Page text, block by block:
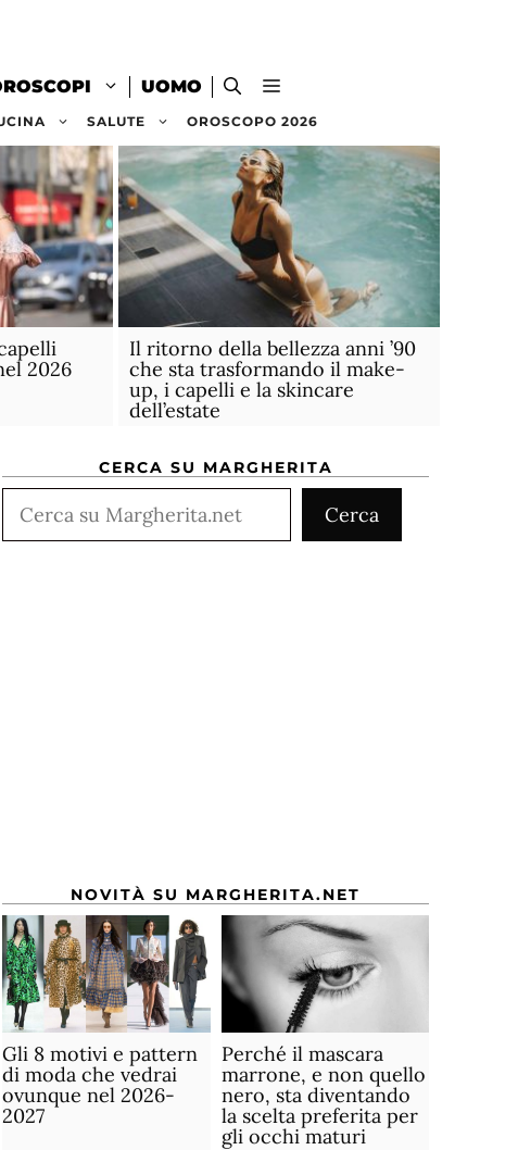
UOMO
SALUTE OROSCOPO 2026
2026
Il ritorno della bellezza anni ’90
che sta trasformando il make-
up, i capelli e la skincare
dell’estate
CERCA SU MARGHERITA
Cerca
Cerca
NOVITÀ SU MARGHERITA.NET
Gli 8 motivi e pattern
di moda che vedrai
ovunque nel 2026-
2027
Perché il mascara
marrone, e non quello
nero, sta diventando
la scelta preferita per
gli occhi maturi